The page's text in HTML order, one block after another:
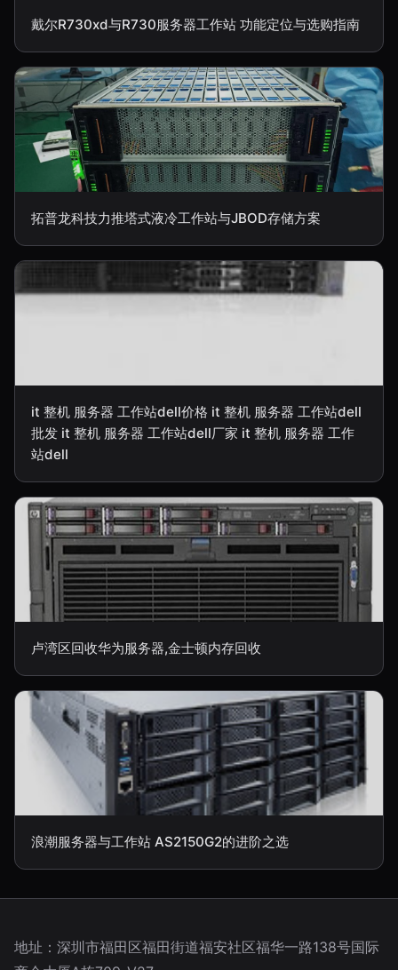
戴尔R730xd与R730服务器工作站 功能定位与选购指南
拓普龙科技力推塔式液冷工作站与JBOD存储方案
it 整机 服务器 工作站dell价格 it 整机 服务器 工作站dell
批发 it 整机 服务器 工作站dell厂家 it 整机 服务器 工作
站dell
卢湾区回收华为服务器,金士顿内存回收
浪潮服务器与工作站 AS2150G2的进阶之选
地址：深圳市福田区福田街道福安社区福华一路138号国际